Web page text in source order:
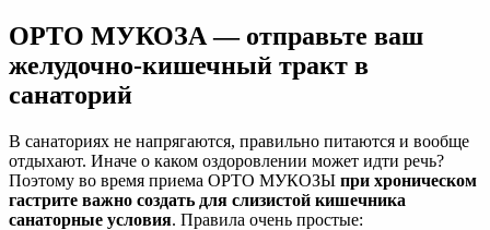
ОРТО МУКОЗА — отправьте ваш
желудочно-кишечный тракт в
санаторий
В санаториях не напрягаются, правильно питаются и вообще
отдыхают. Иначе о каком оздоровлении может идти речь?
Поэтому во время приема ОРТО МУКОЗЫ при хроническом
гастрите важно создать для слизистой кишечника
санаторные условия. Правила очень простые: